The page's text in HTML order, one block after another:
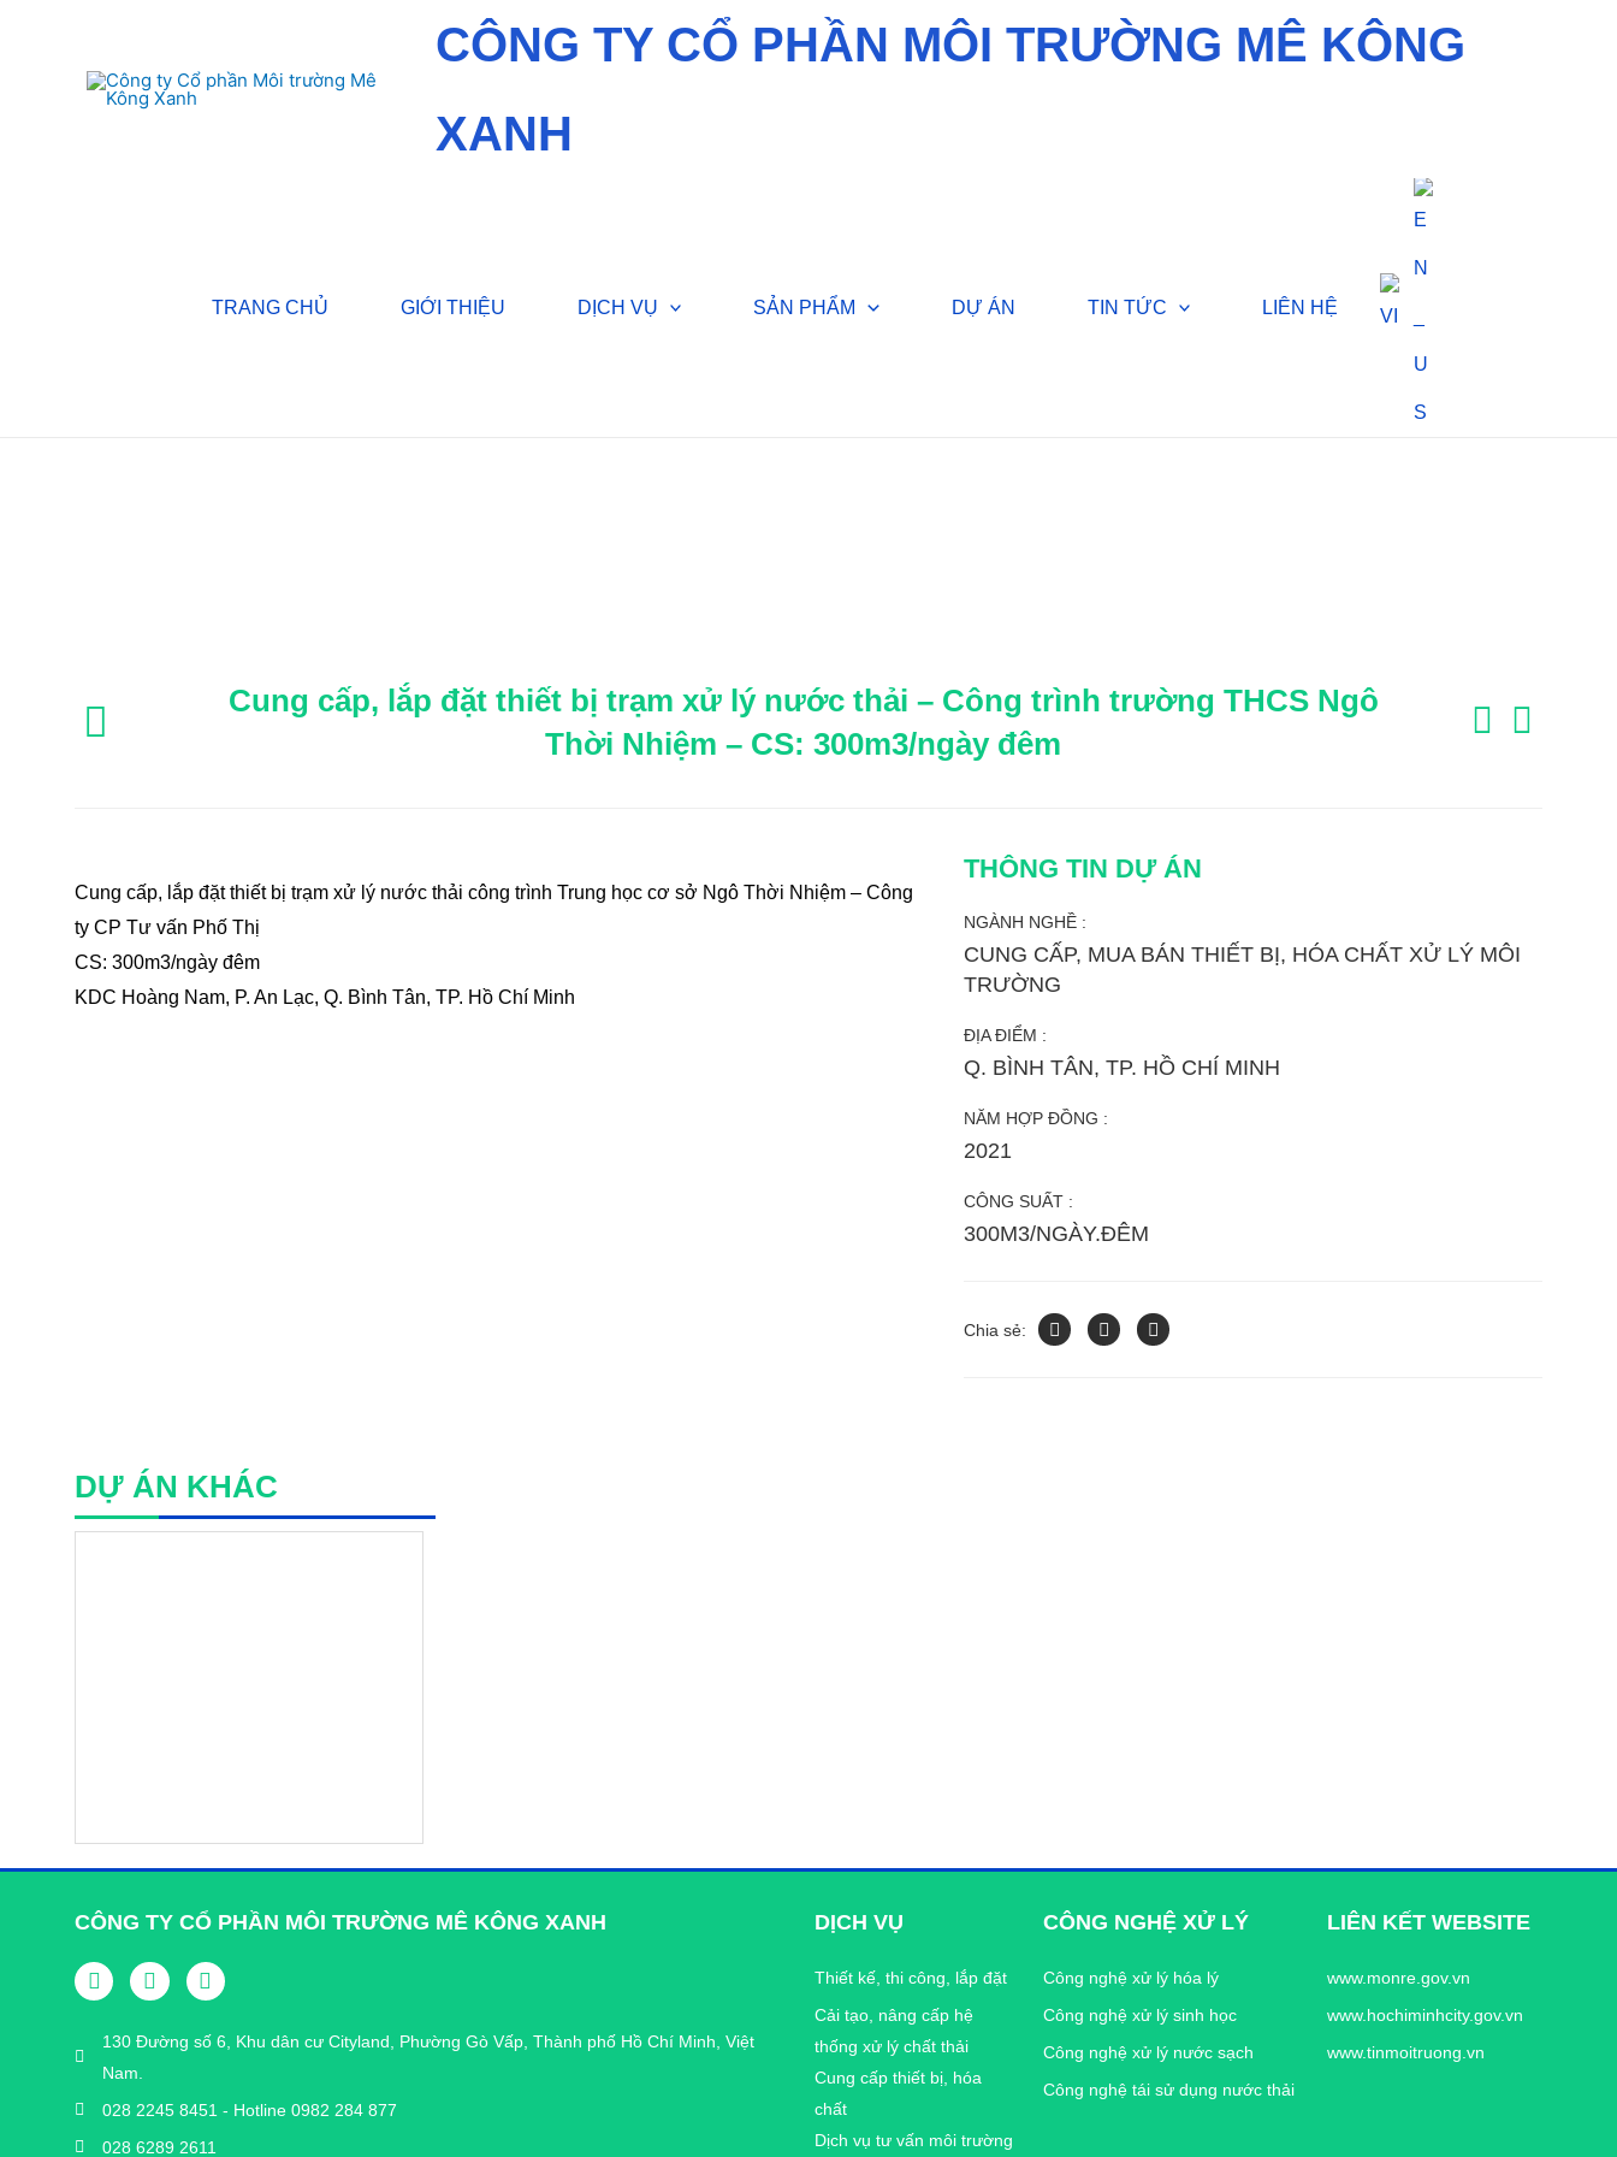
CÔNG TY CỔ PHẦN MÔI TRƯỜNG MÊ KÔNG
XANH
TRANG CHỦ GIỚI THIỆU DỊCH VỤ SẢN PHẨM DỰ ÁN TIN TỨC LIÊN HỆ
Cung cấp, lắp đặt thiết bị trạm xử lý nước thải – Công trình trường THCS Ngô
Thời Nhiệm – CS: 300m3/ngày đêm
Cung cấp, lắp đặt thiết bị trạm xử lý nước thải công trình Trung học cơ sở Ngô Thời Nhiệm – Công
ty CP Tư vấn Phố Thị
CS: 300m3/ngày đêm
KDC Hoàng Nam, P. An Lạc, Q. Bình Tân, TP. Hồ Chí Minh
THÔNG TIN DỰ ÁN
NGÀNH NGHỀ :
CUNG CẤP, MUA BÁN THIẾT BỊ, HÓA CHẤT XỬ LÝ MÔI
TRƯỜNG
ĐỊA ĐIỂM :
Q. BÌNH TÂN, TP. HỒ CHÍ MINH
NĂM HỢP ĐỒNG :
2021
CÔNG SUẤT :
300M3/NGÀY.ĐÊM
Chia sẻ:
DỰ ÁN KHÁC
CÔNG TY CỔ PHẦN MÔI TRƯỜNG MÊ KÔNG XANH
130 Đường số 6, Khu dân cư Cityland, Phường Gò Vấp, Thành phố Hồ Chí Minh, Việt
Nam.
028 2245 8451 - Hotline 0982 284 877
028 6289 2611
DỊCH VỤ
Thiết kế, thi công, lắp đặt
Cải tạo, nâng cấp hệ
thống xử lý chất thải
Cung cấp thiết bị, hóa
chất
Dịch vụ tư vấn môi trường
CÔNG NGHỆ XỬ LÝ
Công nghệ xử lý hóa lý
Công nghệ xử lý sinh học
Công nghệ xử lý nước sạch
Công nghệ tái sử dụng nước thải
LIÊN KẾT WEBSITE
www.monre.gov.vn
www.hochiminhcity.gov.vn
www.tinmoitruong.vn